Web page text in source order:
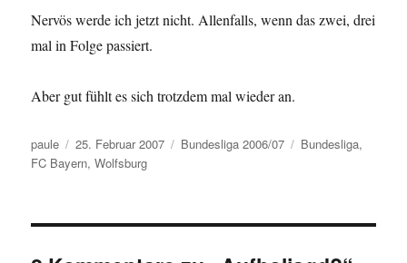
Nervös werde ich jetzt nicht. Allenfalls, wenn das zwei, drei
mal in Folge passiert.
Aber gut fühlt es sich trotzdem mal wieder an.
Autor
paule
Veröffentlicht
am
25. Februar 2007 Kategorien
Bundesliga 2006/07 Schlagwörter
Bundesliga,
FC Bayern,Wolfsburg